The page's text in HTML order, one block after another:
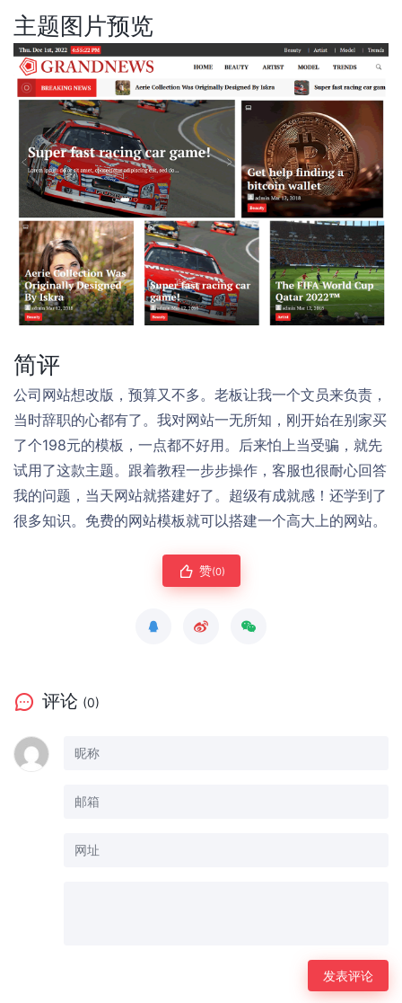
主题图片预览
简评
公司网站想改版，预算又不多。老板让我一个文员来负责，
当时辞职的心都有了。我对网站一无所知，刚开始在别家买
了个198元的模板，一点都不好用。后来怕上当受骗，就先
试用了这款主题。跟着教程一步步操作，客服也很耐心回答
我的问题，当天网站就搭建好了。超级有成就感！还学到了
很多知识。免费的网站模板就可以搭建一个高大上的网站。
赞(0)
评论 (0)